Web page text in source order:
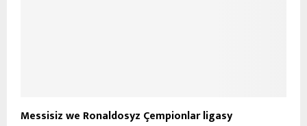
Messisiz we Ronaldosyz Çempionlar ligasy